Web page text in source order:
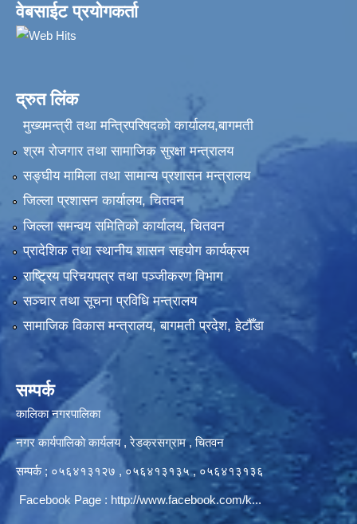
वेबसाईट प्रयोगकर्ता
द्रुत लिंक
मुख्यमन्त्री तथा मन्त्रिपरिषदको कार्यालय,बागमती
श्रम रोजगार तथा सामाजिक सुरक्षा मन्त्रालय
सङ्‍घीय मामिला तथा सामान्य प्रशासन मन्त्रालय
जिल्ला प्रशासन कार्यालय, चितवन
जिल्ला समन्वय समितिको कार्यालय, चितवन
प्रादेशिक तथा स्थानीय शासन सहयोग कार्यक्रम
राष्ट्रिय परिचयपत्र तथा पञ्‍जीकरण विभाग
सञ्‍चार तथा सूचना प्रविधि मन्त्रालय
सामाजिक विकास मन्त्रालय, बागमती प्रदेश, हेटौँडा
सम्पर्क
कालिका नगरपालिका
नगर कार्यपालिकाे कार्यलय‍ , रेडक्रसग्राम , चितवन
सम्पर्क ; ०५६४१३१२७ , ०५६४१३१३५ , ०५६४१३१३६
Facebook Page : http://www.facebook.com/k...